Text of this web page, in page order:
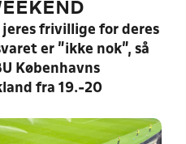
frivillige for deres
er "ikke nok", så
Københavns
fra 19.-20